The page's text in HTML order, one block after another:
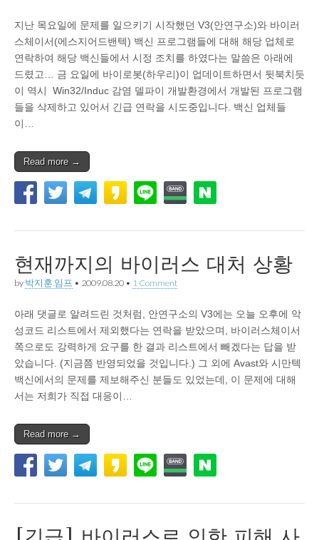
지난 목요일에 문제를 일으키기 시작했던 V3(안연구소)와 바이러
스체이서(에스지어드밴텍) 백신 프로그램들에 대해 해당 업체로
연락하여 해당 백신들에서 시정 조치를 하였다는 말씀은 아래에
드렸고… 금 요일에 바이로봇(하우리)이 업데이트하면서 뒷북치듯
이 역시 Win32/Induc 감염 델파이 개발환경에서 개발된 프로그램
들을 삭제하고 있어서 긴급 연락을 시도중입니다. 백신 업체들
이…
Read more →
현재까지의 바이러스 대처 상황
by 박지훈.임프 • 2009.08.20 • 1 Comment
아래 댓글로 알려드린 것처럼, 안연구소의 V3에는 오늘 오후에 악
성코드 리스트에서 제외했다는 연락을 받았으며, 바이러스체이서
쪽으로도 강력하게 요구를 한 결과 리스트에서 빼겠다는 답을 받
았습니다. (지금쯤 반영되었을 것입니다.) 그 외에 Avast와 시만텍
백신에서의 문제를 제보해주신 분들도 있었는데, 이 문제에 대해
서는 저희가 직접 대응이…
Read more →